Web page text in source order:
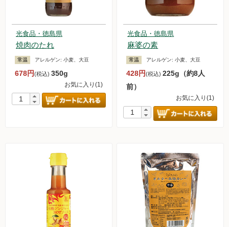
光食品・徳島県
焼肉のたれ
常温 アレルゲン: 小麦、大豆
678円(税込) 350g
お気に入り(1)
光食品・徳島県
麻婆の素
常温 アレルゲン:小麦、大豆
428円(税込)225g（約8人
前）
お気に入り(1)